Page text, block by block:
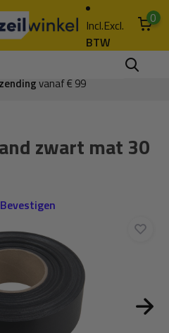
Incl.Excl.
BTW
0
Gratisafhalen en
zwart mat 30